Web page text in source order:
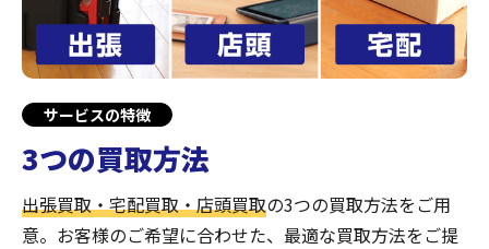
サービスの特徴
3つの買取方法
出張買取・宅配買取・店頭買取の3つの買取方法をご用
意。お客様のご希望に合わせた、最適な買取方法をご提